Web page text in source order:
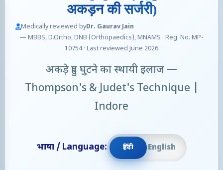
अकड़न की सर्जरी)
Medically reviewed byDr. Gaurav Jain
— MBBS, D.Ortho, DNB (Orthopaedics), MNAMS · Reg. No. MP-
10754 · Last reviewed June 2026
अकड़े हुए घुटने का स्थायी इलाज —
Thompson's & Judet's Technique |
Indore
भाषा / Language: हिंदी English
हिंदी